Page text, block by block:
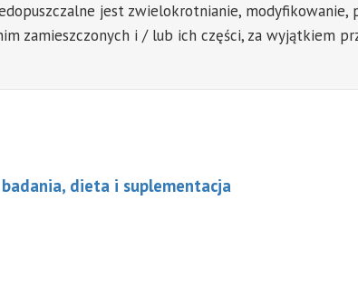
jest zwielokrotnianie,
zamieszczonych i / lub ich części, za wyjątkiem
dieta i suplementacja